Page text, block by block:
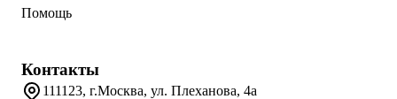
Помощь
Контакты
111123, г.Москва, ул. Плеханова, 4а